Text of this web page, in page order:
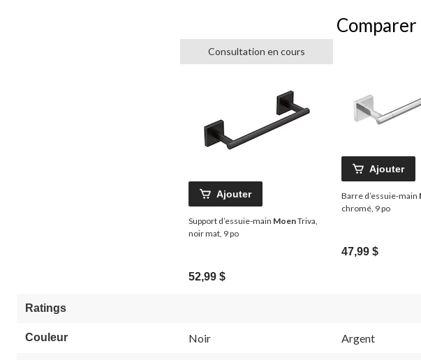
Comparer
Consultation en cours
Ajouter
Support d’essuie-main MoenTriva,
noir mat, 9 po
52,99 $
Ajouter
Barre d’essuie-main
chromé, 9 po
47,99 $
Ratings
Couleur Noir Argent